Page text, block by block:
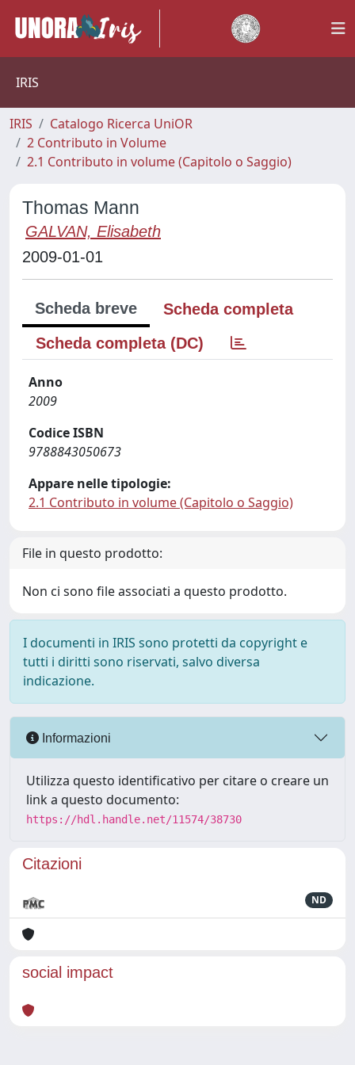
IRIS
IRIS
Catalogo Ricerca UniOR
2 Contributo in Volume
2.1 Contributo in volume (Capitolo o Saggio)
Thomas Mann
GALVAN, Elisabeth
2009-01-01
Scheda breve
Scheda completa
Scheda completa (DC)
Anno
2009
Codice ISBN
9788843050673
Appare nelle tipologie:
2.1 Contributo in volume (Capitolo o Saggio)
File in questo prodotto:
Non ci sono file associati a questo prodotto.
I documenti in IRIS sono protetti da copyright e
tutti i diritti sono riservati, salvo diversa
indicazione.
Informazioni
Utilizza questo identificativo per citare o creare un
link a questo documento:
https://hdl.handle.net/11574/38730
Citazioni
ND
social impact